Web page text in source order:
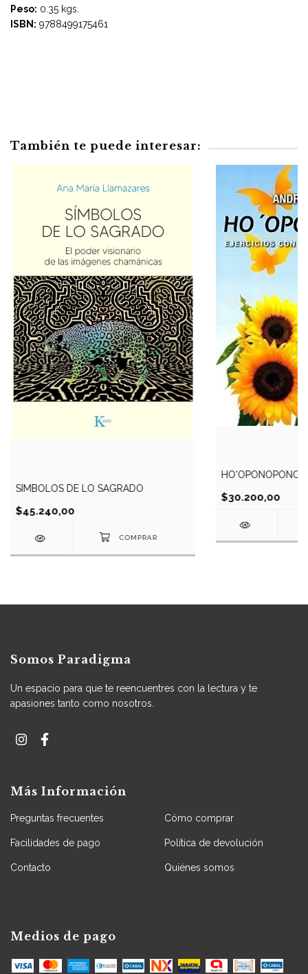
Peso: 0.35 kgs.
ISBN: 9788499175461
También te puede interesar:
SÍMBOLOS DE LO SAGRADO
$45.240,00
HO'OPONOPONO
$30.200,00
Somos Paradigma
Un espacio para que te reencuentres con la lectura y te
apasiones tanto como nosotros.
Más Información
Preguntas frecuentes Cómo comprar
Facilidades de pago Política de devolución
Contacto Quiénes somos
Medios de pago